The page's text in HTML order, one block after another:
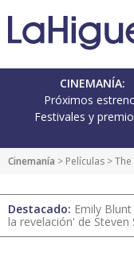
CINEMANÍA:
Próximos
Festivales y
Cinemanía > Películas >
Destacado: Emily
la revelación' de Steven